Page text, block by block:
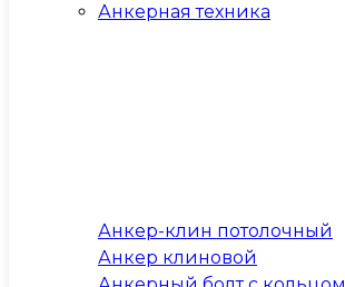
Анкерная техника
Анкер-клин потолочный
Анкер клиновой